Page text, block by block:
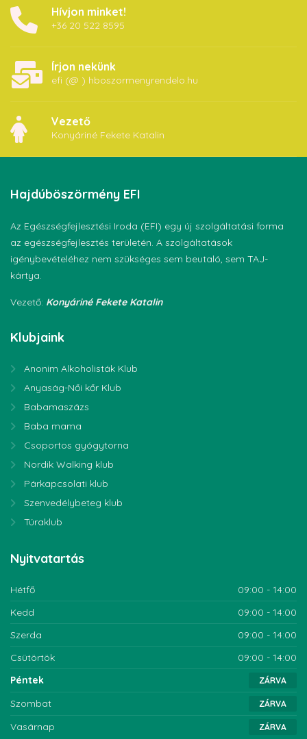
Hívjon minket!
+36 20 522 8595
Írjon nekünk
efi (@ ) hboszormenyrendelo.hu
Vezető
Konyáriné Fekete Katalin
Hajdúböszörmény EFI
Az Egészségfejlesztési Iroda (EFI) egy új szolgáltatási forma
az egészségfejlesztés területén. A szolgáltatások
igénybevételéhez nem szükséges sem beutaló, sem TAJ-
kártya.
Vezető: Konyáriné Fekete Katalin
Klubjaink
Anonim Alkoholisták Klub
Anyaság-Női kőr Klub
Babamaszázs
Baba mama
Csoportos gyógytorna
Nordik Walking klub
Párkapcsolati klub
Szenvedélybeteg klub
Túraklub
Nyitvatartás
Hétfő
09:00 - 14:00
Kedd
09:00 - 14:00
Szerda
09:00 - 14:00
Csütörtök
09:00 - 14:00
Péntek
ZÁRVA
Szombat ZÁRVA
Vasárnap ZÁRVA